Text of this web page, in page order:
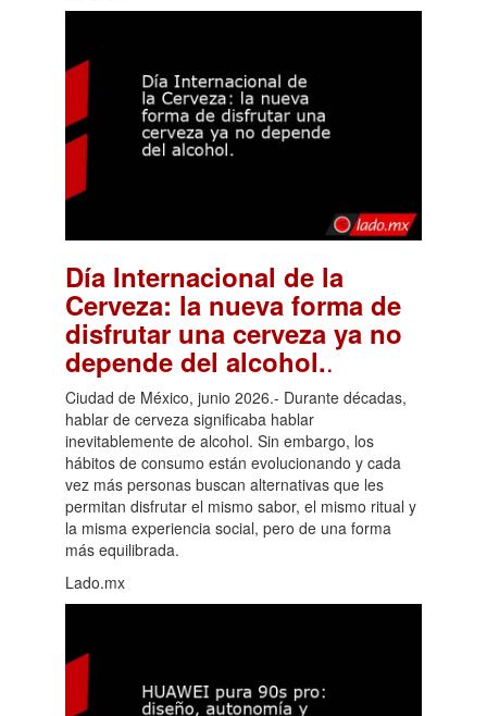
Día Internacional de la
Cerveza: la nueva forma de
disfrutar una cerveza ya no
depende del alcohol..
Ciudad de México, junio 2026.- Durante décadas,
hablar de cerveza significaba hablar
inevitablemente de alcohol. Sin embargo, los
hábitos de consumo están evolucionando y cada
vez más personas buscan alternativas que les
permitan disfrutar el mismo sabor, el mismo ritual y
la misma experiencia social, pero de una forma
más equilibrada.
Lado.mx